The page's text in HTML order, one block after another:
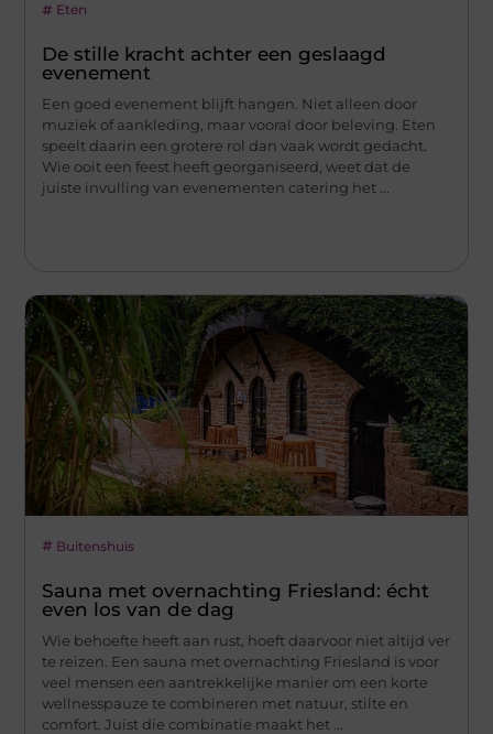
Eten
De stille kracht achter een geslaagd
evenement
Een goed evenement blijft hangen. Niet alleen door
muziek of aankleding, maar vooral door beleving. Eten
speelt daarin een grotere rol dan vaak wordt gedacht.
Wie ooit een feest heeft georganiseerd, weet dat de
juiste invulling van evenementen catering het ...
Buitenshuis
Sauna met overnachting Friesland: écht
even los van de dag
Wie behoefte heeft aan rust, hoeft daarvoor niet altijd ver
te reizen. Een sauna met overnachting Friesland is voor
veel mensen een aantrekkelijke manier om een korte
wellnesspauze te combineren met natuur, stilte en
comfort. Juist die combinatie maakt het ...